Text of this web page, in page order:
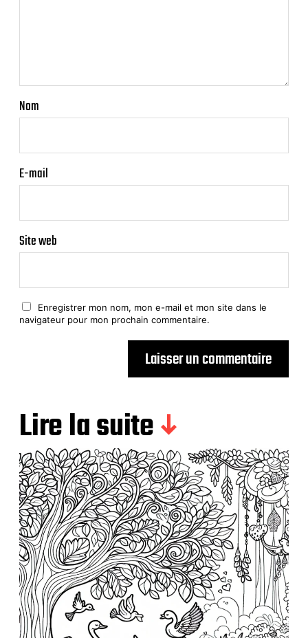
Nom
E-mail
Site web
Enregistrer mon nom, mon e-mail et mon site dans le
navigateur pour mon prochain commentaire.
Lire la suite